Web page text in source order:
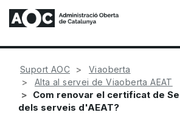
Suport AOC
Viaoberta
Alta al servei de Viaoberta AEAT
Com renovar el certificat de
dels serveis d'AEAT?